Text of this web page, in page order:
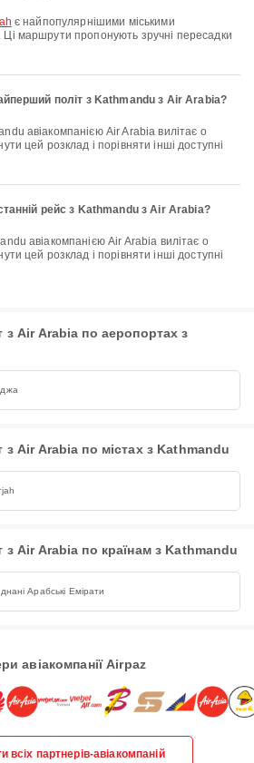
є найпопулярнішими міськими
маршрути пропонують зручні пересадки
політ з Kathmandu з Air Arabia?
цей розклад і порівняти інші доступні
рейс з Kathmandu з Air Arabia?
цей розклад і порівняти інші доступні
Air Arabia по аеропортах з
Air Arabia по містах з Kathmandu
Air Arabia по країнам з Kathmandu
Арабські Емірати
авіакомпанії Airpaz
всіх партнерів-авіакомпаній